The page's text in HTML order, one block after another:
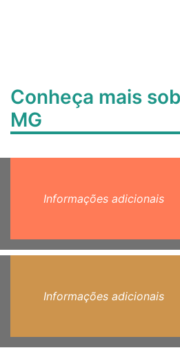
Conheça mais
MG
Informações adicionais
Informações adicionais